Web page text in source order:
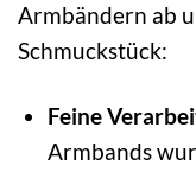
Armbändern ab
Schmuckstück:
Feine
Armbands